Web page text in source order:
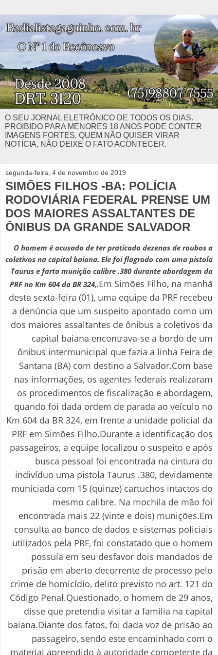
O SEU JORNAL ELETRÔNICO DE TODOS OS DIAS.
PROIBIDO PARA MENORES 18 ANOS PODE CONTER
IMAGENS FORTES. QUEM NÃO QUISER VIRAR
NOTÍCIA, NÃO DEIXE O FATO ACONTECER.
segunda-feira, 4 de novembro de 2019
SIMÕES FILHOS -BA: POLÍCIA
RODOVIÁRIA FEDERAL PRENSE UM
DOS MAIORES ASSALTANTES DE
ÔNIBUS DA GRANDE SALVADOR
O homem é acusado de ter praticado dezenas de roubos a
coletivos na capital baiana. Ele foi flagrado com uma pistola
Taurus e farta munição calibre .380 durante abordagem da
PRF no Km 604 da BR 324,.Em Simões Filho, na manhã
desta sexta-feira (01), uma equipe da PRF recebeu
a denúncia que um suspeito apontado como um
dos maiores assaltantes de ônibus a coletivos da
capital baiana encontrava-se a bordo de um
ônibus intermunicipal que fazia a linha Feira de
Santana (BA) com destino a Salvador.Com base
nas informações, os agentes federais realizaram
os procedimentos de fiscalização e abordagem,
quando foi dada ordem de parada ao veículo no
Km 604 da BR 324, em frente a unidade policial da
PRF em Simões Filho.Durante a identificação dos
passageiros, a equipe localizou o suspeito e após
busca pessoal foi encontrada na cintura do
indivíduo uma pistola Taurus .380, devidamente
municiada com 15 (quinze) cartuchos intactos do
mesmo calibre. Na mochila de mão foi
encontrada mais 22 (vinte e dois) munições.Em
consulta ao banco de dados e sistemas policiais
utilizados pela PRF, foi constatado que o homem
possuía em seu desfavor dois mandados de
prisão em aberto decorrente de processo pelo
crime de homicídio, delito previsto no art. 121 do
Código Penal.Questionado, o homem de 29 anos,
disse que pretendia visitar a família na capital
baiana.Diante dos fatos, foi dada voz de prisão ao
passageiro, sendo este encaminhado com o
material apreendido à autoridade competente da